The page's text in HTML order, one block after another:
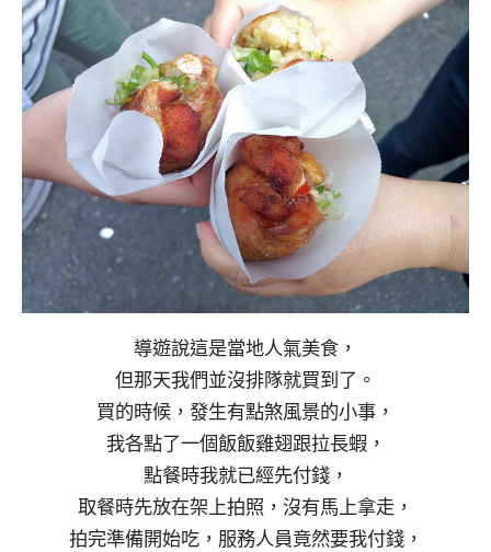
導遊說這是當地人氣美食，
但那天我們並沒排隊就買到了。
買的時候，發生有點煞風景的小事，
我各點了一個飯飯雞翅跟拉長蝦，
點餐時我就已經先付錢，
取餐時先放在架上拍照，沒有馬上拿走，
拍完準備開始吃，服務人員竟然要我付錢，